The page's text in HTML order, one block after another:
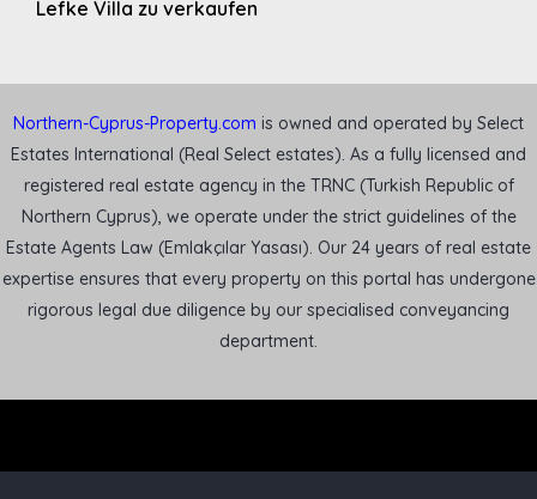
Lefke Villa zu verkaufen
Northern-Cyprus-Property.com is owned and operated by Select
Estates International (Real Select estates). As a fully licensed and
registered real estate agency in the TRNC (Turkish Republic of
Northern Cyprus), we operate under the strict guidelines of the
Estate Agents Law (Emlakçılar Yasası). Our 24 years of real estate
expertise ensures that every property on this portal has undergone
rigorous legal due diligence by our specialised conveyancing
department.